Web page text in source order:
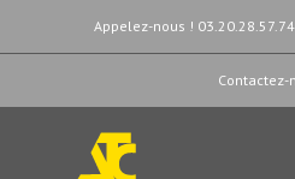
Appelez-nous ! 03.20.28.57.74
Contactez-